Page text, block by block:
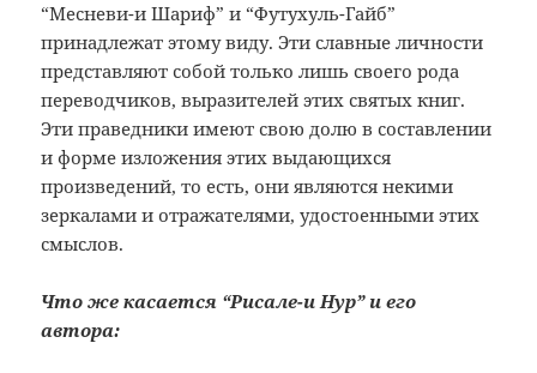
“Месневи-и Шариф” и “Футухуль-Гайб”
принадлежат этому виду. Эти славные личности
представляют собой только лишь своего рода
переводчиков, выразителей этих святых книг.
Эти праведники имеют свою долю в составлении
и форме изложения этих выдающихся
произведений, то есть, они являются некими
зеркалами и отражателями, удостоенными этих
смыслов.
Что же касается “Рисале-и Нур” и его
автора: